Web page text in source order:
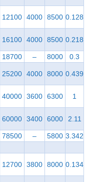
12100 4000 8500 0.128
16100 4000 8500 0.218
18700 – 8000 0.3
25200 4000 8000 0.439
40000 3600 6300 1
60000 3400 6000 2.11
78500 – 5800 3.342
12700 3800 8000 0.134